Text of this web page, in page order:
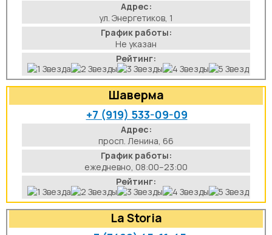
Адрес:
ул. Энергетиков, 1
График работы:
Не указан
Рейтинг:
Шаверма
+7 (919) 533-09-09
Адрес:
просп. Ленина, 66
График работы:
ежедневно, 08:00–23:00
Рейтинг:
La Storia